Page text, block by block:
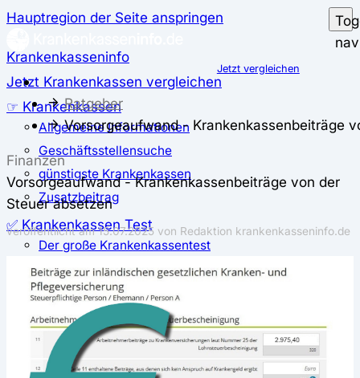
Hauptregion der Seite anspringen
Krankenkasseninfo
Jetzt Krankenkassen vergleichen
☞ Krankenkassen
Allgemeine Informationen
Geschäftsstellensuche
günstigste Krankenkassen
Zusatzbeitrag
✅ Krankenkassen Test
Der große Krankenkassentest
Test für Studierende
Test für Auszubildende
Test für Schwangere und junge Eltern
Test für Selbstständige
⚖️ Vergleich & Rechner
Jetzt vergleichen
Ratgeber
Vorsorgeaufwand - Krankenkassenbeiträge
Finanzen
Vorsorgeaufwand - Krankenkassenbeiträge von der
Steuer absetzen
veröffentlicht am15.07.2025 von Redaktion krankenkasseninfo.de